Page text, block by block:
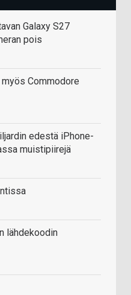
Galaxy S27
pois
Commodore
edestä iPhone-
muistipiirejä
lähdekoodin